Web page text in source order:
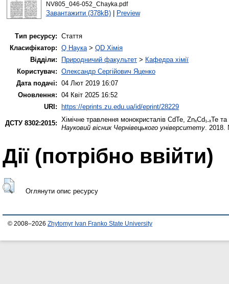
NV805_046-052_Chayka.pdf
Завантажити (378kB)| Preview
Тип ресурсу: Стаття
Класифікатор: Q Наука> QD Хімія
Відділи:
Природничий факультет > Кафедра хімії
Користувач: Олександр Сергійович Яценко
Дата подачі: 04 Лют 2019 16:07
Оновлення: 04 Квіт 2025 16:52
URI:
https://eprints.zu.edu.ua/id/eprint/28229
ДСТУ 8302:2015: Хімічне травлення монокристалів CdTe, ZnₓCd₁₋ₓTe
Науковий вісник Чернівецького університету. 2018.
Дії ​​(потрібно ввійти)
Оглянути опис ресурсу
© 2008–2026 Zhytomyr Ivan Franko State University